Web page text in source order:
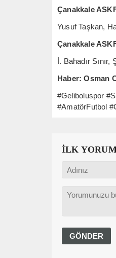
Çanakkale
Yusuf Taşkan,
Çanakkale
İ. Bahadır
Haber: Osman
#Geliboluspor
#AmatörFutbol
İLK